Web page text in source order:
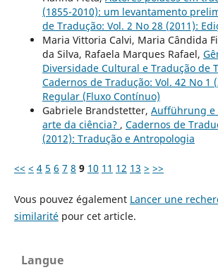
(1855-2010): um levantamento
de Tradução: Vol. 2 No 28 (2011):
Maria Vittoria Calvi, Maria Cândida
da Silva, Rafaela Marques Rafael,
Diversidade Cultural e Tradução de
Cadernos de Tradução: Vol. 42 No 1
Regular (Fluxo Contínuo)
Gabriele Brandstetter, Aufführung e
arte da ciência? , Cadernos de
(2012): Tradução e Antropologia
<< < 4 5 6 7 8 9 10 11 12 13 > >>
Vous pouvez également Lancer une
similaritépour cet article.
Langue